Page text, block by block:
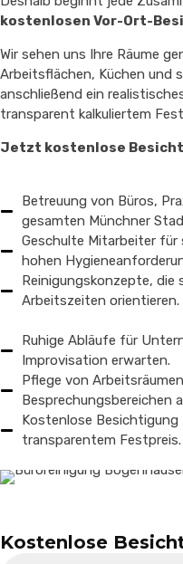
kostenlosen Vor-Ort-
Wir sehen uns Ihre Räume
Arbeitsflächen, Küchen und
anschließend ein
transparent kalkuliertem
Jetzt kostenlose
Betreuung von Büros,
gesamten Münchner
Geschulte Mitarbeiter für
hohen
Reinigungskonzepte, die
Arbeitszeiten orientieren.
Ruhige Abläufe für
Improvisation erwarten.
Pflege von
Besprechungsbereichen
Kostenlose
transparentem Festpreis.
Kostenlose